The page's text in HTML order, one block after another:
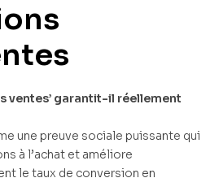
ventes’ garantit-il réellement
une preuve sociale puissante qui
à l’achat et améliore
le taux de conversion en